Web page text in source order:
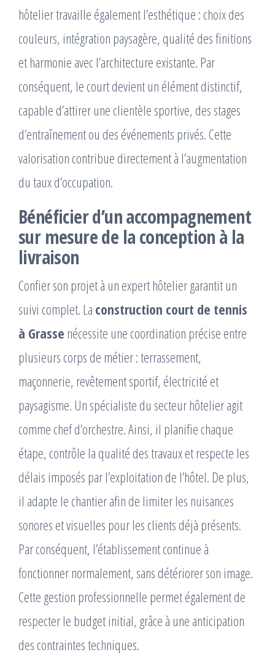
hôtelier travaille également l’esthétique : choix des
couleurs, intégration paysagère, qualité des finitions
et harmonie avec l’architecture existante. Par
conséquent, le court devient un élément distinctif,
capable d’attirer une clientèle sportive, des stages
d’entraînement ou des événements privés. Cette
valorisation contribue directement à l’augmentation
du taux d’occupation.
Bénéficier d’un accompagnement
sur mesure de la conception à la
livraison
Confier son projet à un expert hôtelier garantit un
suivi complet. La construction court de tennis
à Grasse nécessite une coordination précise entre
plusieurs corps de métier : terrassement,
maçonnerie, revêtement sportif, électricité et
paysagisme. Un spécialiste du secteur hôtelier agit
comme chef d’orchestre. Ainsi, il planifie chaque
étape, contrôle la qualité des travaux et respecte les
délais imposés par l’exploitation de l’hôtel. De plus,
il adapte le chantier afin de limiter les nuisances
sonores et visuelles pour les clients déjà présents.
Par conséquent, l’établissement continue à
fonctionner normalement, sans détériorer son image.
Cette gestion professionnelle permet également de
respecter le budget initial, grâce à une anticipation
des contraintes techniques.